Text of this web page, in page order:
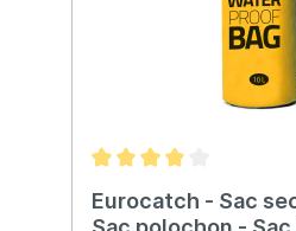
Eurocatch - Sac